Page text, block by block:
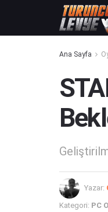
Ana Sayfa
Yazar:
Kategori: PC